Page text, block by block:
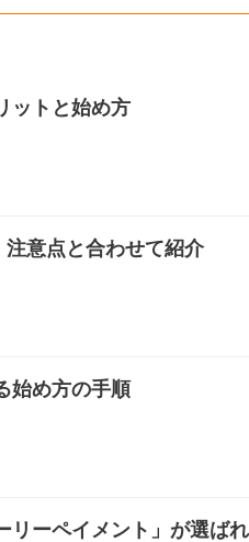
ットと始め方
意点と合わせて紹介
始め方の手順
リーペイメント」が選ば